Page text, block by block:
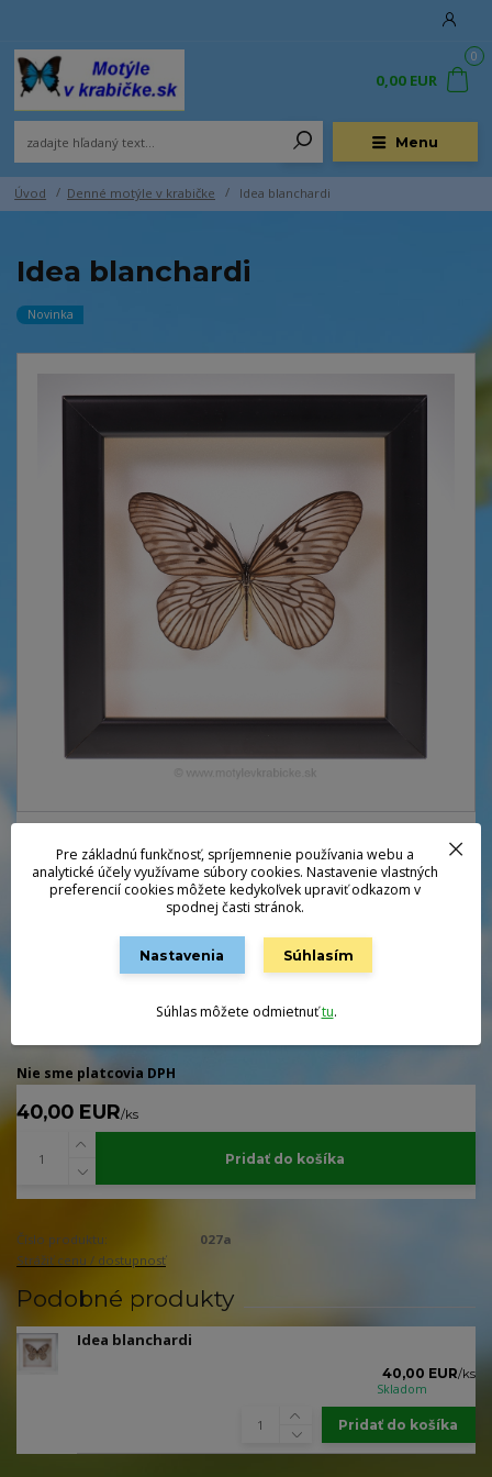
Menu
0
0,00 EUR
Úvod Denné motýle v krabičke Idea blanchardi
Idea blanchardi
Novinka
"Tree nymph" alebo stromová víla z pralesov IndonézieKrabička 20 x 20
Nie sme platcovia DPH
40,00 EUR/ks
Pridať do košíka
Číslo produktu:
027a
Strážiť cenu / dostupnosť
Podobné produkty
Idea blanchardi
40,00 EUR/ks
Skladom
Pridať do košíka
Pre základnú funkčnosť, spríjemnenie používania webu a
analytické účely využívame súbory cookies. Nastavenie vlastných
preferencií cookies môžete kedykoľvek upraviť odkazom v
spodnej časti stránok.
Nastavenia Súhlasím
Súhlas môžete odmietnuťtu.